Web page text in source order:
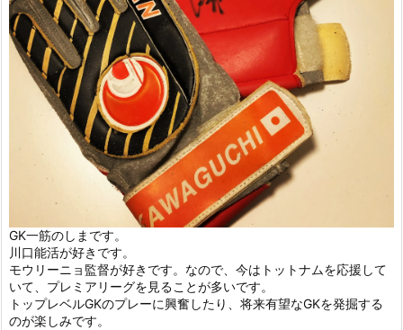
GK一筋のしまです。
川口能活が好きです。
モウリーニョ監督が好きです。なので、今はトットナムを応援して
いて、プレミアリーグを見ることが多いです。
トップレベルGKのプレーに興奮したり、将来有望なGKを発掘する
のが楽しみです。